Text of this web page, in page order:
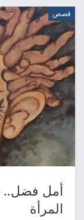
قصص
أمل فضل..
المرأة